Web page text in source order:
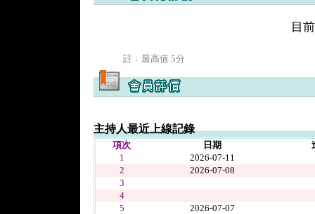
目
註﹕最高值 5分
主持人最近上線記錄
項次 日期
1
2026-07-11
2
2026-07-08
3
4
5
2026-07-07